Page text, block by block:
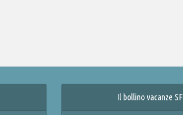
Il bollino vacanze SF